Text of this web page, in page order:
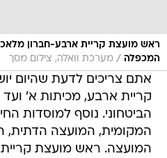
ראש מועצת קריית ארבע-חברון
המכפלה / מערכת וואלה, צילום מסך
אתם צריכים לדעת שהיום
קריית ארבע, מכיתות א'
הביטחוני. נוסף למוסדות
המקומית, המועצה הדתית,
המועצה. ראש מועצת קריית